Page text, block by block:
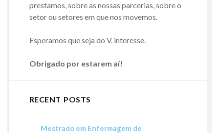
prestamos, sobre as nossas parcerias, sobre o
setor ou setores em que nos movemos.
Esperamos que seja do V. interesse.
Obrigado por estarem aí!
RECENT POSTS
Mestrado em Enfermagem de